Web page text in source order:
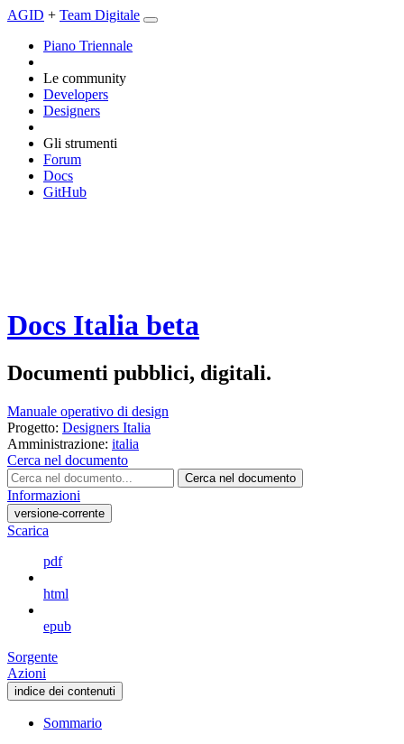
AGID + Team Digitale
Piano Triennale
Le community
Developers
Designers
Gli strumenti
Forum
Docs
GitHub
Docs Italia beta
Documenti pubblici, digitali.
Manuale operativo di design
Progetto: Designers Italia
Amministrazione: italia
Cerca nel documento
Cerca nel documento
Informazioni
versione-corrente
Scarica
pdf
html
epub
Sorgente
Azioni
indice dei contenuti
Sommario